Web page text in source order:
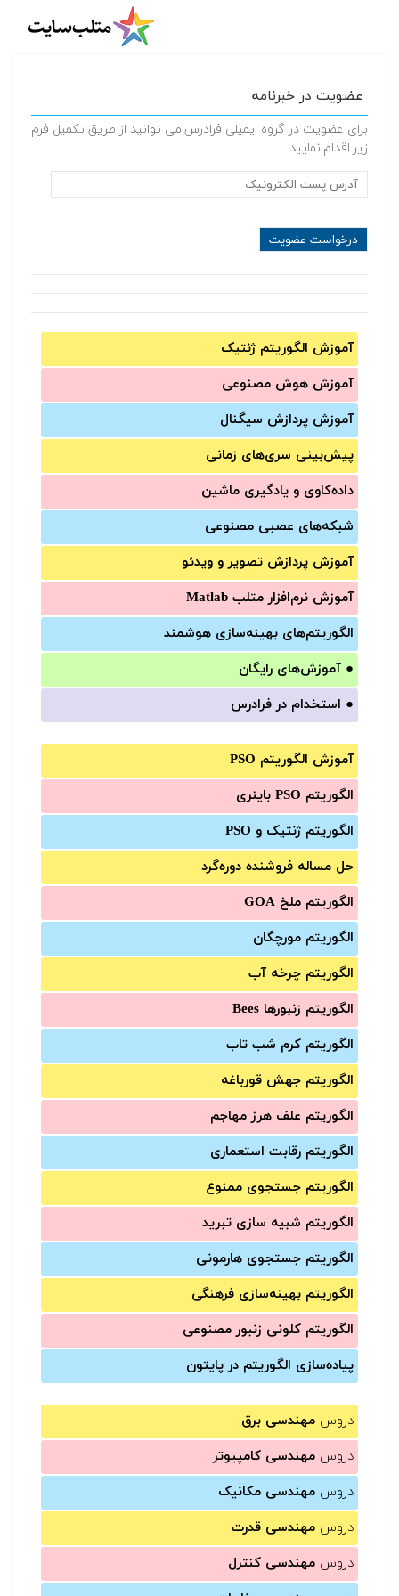
عضویت در خبرنامه
برای عضویت در گروه ایمیلی فرادرس می توانید از طریق تکمیل فرم
زیر اقدام نمایید.
آموزش الگوریتم ژنتیک
آموزش‌ هوش مصنوعی
آموزش‌ پردازش سیگنال
پیش‌‌بینی سری‌‌های زمانی
داده‌کاوی و یادگیری ماشین
شبکه‌های عصبی مصنوعی
آموزش‌ پردازش تصویر و ویدئو
آموزش‌ نرم‌افزار متلب Matlab
الگوریتم‌های بهینه‌سازی هوشمند
● آموزش‌های رایگان
● استخدام در فرادرس
آموزش الگوریتم PSO
الگوریتم PSO باینری
الگوریتم ژنتیک و PSO
حل مساله فروشنده دوره‌گرد
الگوریتم ملخ GOA
الگوریتم مورچگان
الگوریتم چرخه آب
الگوریتم زنبورها Bees
الگوریتم کرم شب تاب
الگوریتم جهش قورباغه
الگوریتم علف هرز مهاجم
الگوریتم رقابت استعماری
الگوریتم جستجوی ممنوع
الگوریتم شبیه سازی تبرید
الگوریتم جستجوی هارمونی
الگوریتم بهینه‌سازی فرهنگی
الگوریتم کلونی زنبور مصنوعی
پیاده‌سازی الگوریتم در پایتون
دروس مهندسی برق
دروس مهندسی کامپیوتر
دروس مهندسی مکانیک
دروس مهندسی قدرت
دروس مهندسی کنترل